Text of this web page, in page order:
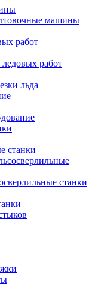
машины
работ
работ
льда
станки
станки